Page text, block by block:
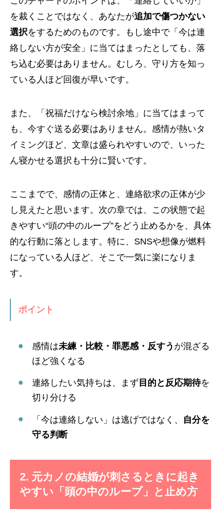
を裁くことではなく、あなたが追加で傷つかない
選択をするためのものです。もし途中で「今は連
絡しない方が安全」に当てはまったとしても、落
ち込む必要はありません。むしろ、守り方を知っ
ている人ほど回復が早いです。
また、「祝福だけなら検討余地」に当てはまって
も、今すぐ送る必要はありません。感情が熱いタ
イミングほど、文章は盛られやすいので、いった
ん寝かせる選択も十分に賢いです。
ここまでで、感情の正体と、連絡欲求の正体が少
し見えたと思います。次の章では、この状態で起
きやすい“頭の中のループ”をどう止めるかを、具体
的な行動に落とします。特に、SNSや想像が燃料
になっている人ほど、そこで一気に楽になりま
す。
ポイント
感情は未練・比較・罪悪感・反すう が混ざる
ほど強くなる
連絡したい気持ちは、まず 目的と反応期待を
切り分ける
「今は連絡しない」は逃げではなく、 自分を
守る判断
2. 元カノの結婚が刺さるときに起き
やすい「頭の中のループ」と止め方